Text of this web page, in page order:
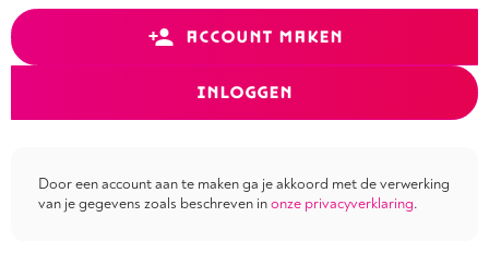
ACCOUNT MAKEN
INLOGGEN
Door een account aan te maken ga je akkoord met de verwerking
van je gegevens zoals beschreven inonze privacyverklaring.